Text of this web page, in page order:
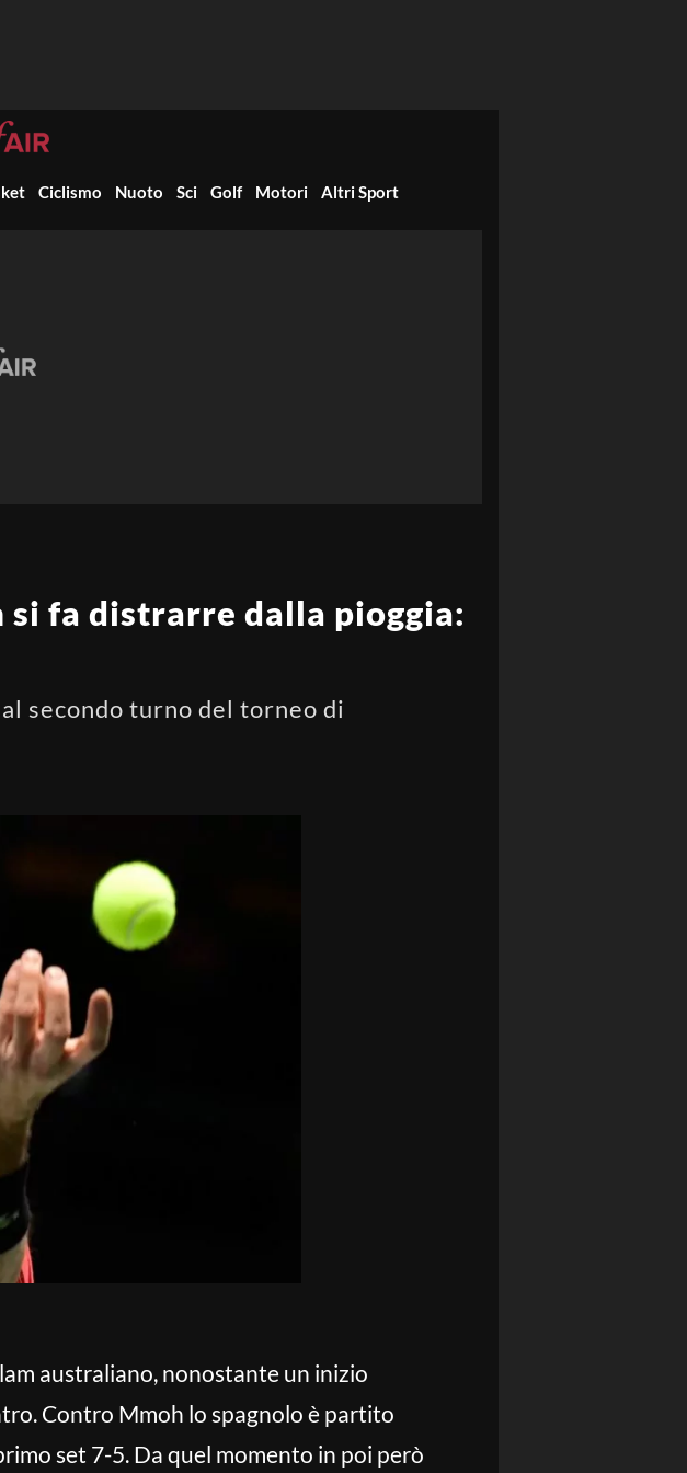
Ciclismo Nuoto Sci Golf Motori Altri Sport
fa distrarre dalla pioggia:
secondo turno del torneo di
australiano, nonostante un inizio
Contro Mmoh lo spagnolo è partito
set 7-5. Da quel momento in poi però